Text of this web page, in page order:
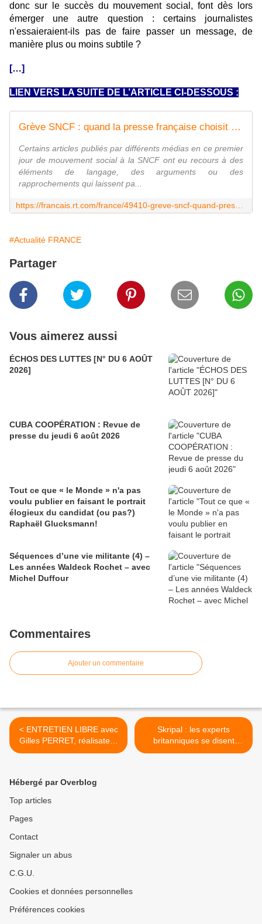
donc sur le succès du mouvement social, font dès lors
émerger une autre question : certains journalistes
n'essaieraient-ils pas de faire passer un message, de
manière plus ou moins subtile ?
[…]
LIEN VERS LA SUITE DE L’ARTICLE CI-DESSOUS :
Grève SNCF : quand la presse française choisit son camp
Certains articles publiés par différents médias en ce premier
jour de mouvement social à la SNCF ont eu recours à des
éléments de langage, des arguments ou des
rapprochements qui laissent pa...
#Actualité FRANCE
Partager
Vous aimerez aussi
ÉCHOS DES LUTTES [N° DU 6 AOÛT
2026]
CUBA COOPÉRATION : Revue de
presse du jeudi 6 août 2026
Tout ce que « le Monde » n'a pas
voulu publier en faisant le portrait
élogieux du candidat (ou pas?)
Raphaël Glucksmann!
Séquences d’une vie militante (4) –
Les années Waldeck Rochet – avec
Michel Duffour
Commentaires
Ajouter un commentaire
< ENTRETIEN LIBRE avec
Gilles PERRET, réalisateur
et documentariste, auteur
Skripal : les experts
britanniques se disent
incapables de prouver
Hébergé par Overblog
Top articles
Pages
Contact
Signaler un abus
C.G.U.
Cookies et données personnelles
Préférences cookies